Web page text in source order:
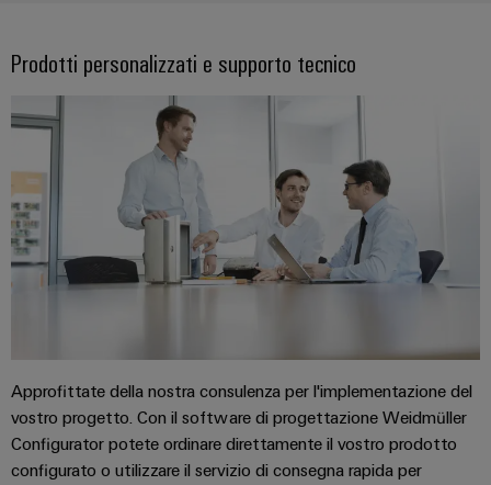
eolica
tradizionale
futuro
produzione
energetica
comprovata
solare
per
il
grado
di
Workplace
solutions
Sistemi
soluzioni
Analitica
Automazione
decentrata
Automazione
industriale
di
distribuzione
Componenti
elettronici
e
relè
a
dei
Dati
tecnici
Cataloghi
prodotti
Riparazioni
e
ricambi
Corsi
Webshop
Overall
Equipment
Efficiency
(OEE)
Le
Novità
aziendali
News
Prodotti personalizzati e supporto tecnico
Approfittate della nostra consulenza per l'implementazione del
vostro progetto. Con il software di progettazione Weidmüller
Configurator potete ordinare direttamente il vostro prodotto
configurato o utilizzare il servizio di consegna rapida per